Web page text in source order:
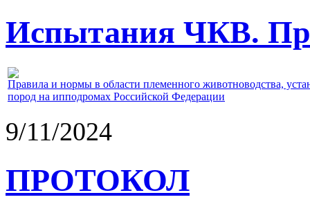
Испытания ЧКВ.
Правила и нормы в области племенного животноводства,
пород на ипподромах Российской Федерации
9/11/2024
ПРОТОКОЛ